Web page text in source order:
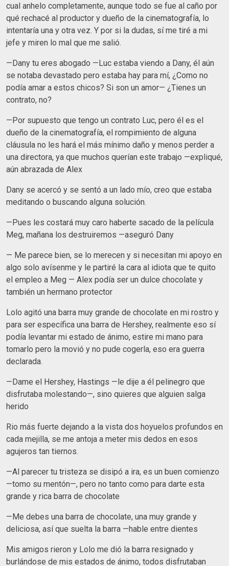
cual anhelo completamente, aunque todo se fue al caño por
qué rechacé al productor y dueño de la cinematografía, lo
intentaría una y otra vez. Y por si la dudas, sí me tiré a mi
jefe y miren lo mal que me salió.
—Dany tu eres abogado —Luc estaba viendo a Dany, él aún
se notaba devastado pero estaba hay para mí, ¿Como no
podía amar a estos chicos? Si son un amor— ¿Tienes un
contrato, no?
—Por supuesto que tengo un contrato Luc, pero él es el
dueño de la cinematografía, el rompimiento de alguna
cláusula no les hará el más mínimo daño y menos perder a
una directora, ya que muchos querían este trabajo —expliqué,
aún abrazada de Alex
Dany se acercó y se sentó a un lado mío, creo que estaba
meditando o buscando alguna solución.
—Pues les costará muy caro haberte sacado de la película
Meg, mañana los destruiremos —aseguró Dany
— Me parece bien, se lo merecen y si necesitan mi apoyo en
algo solo avísenme y le partiré la cara al idiota que te quito
el empleo a Meg — Alex podía ser un dulce chocolate y
también un hermano protector
Lolo agitó una barra muy grande de chocolate en mi rostro y
para ser específica una barra de Hershey, realmente eso sí
podía levantar mi estado de ánimo, estire mi mano para
tomarlo pero la movió y no pude cogerla, eso era guerra
declarada.
—Dame el Hershey, Hastings —le dije a él pelinegro que
disfrutaba molestando—, sino quieres que alguien salga
herido
Rio más fuerte dejando a la vista dos hoyuelos profundos en
cada mejilla, se me antoja a meter mis dedos en esos
agujeros tan tiernos.
—Al parecer tu tristeza se disipó a ira, es un buen comienzo
—tomo su mentón—, pero no tanto como para darte esta
grande y rica barra de chocolate
—Me debes una barra de chocolate, una muy grande y
deliciosa, así que suelta la barra —hable entre dientes
Mis amigos rieron y Lolo me dió la barra resignado y
burlándose de mis estados de ánimo, todos disfrutaban